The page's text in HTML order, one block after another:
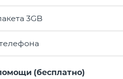
3GB
(бесплатно)